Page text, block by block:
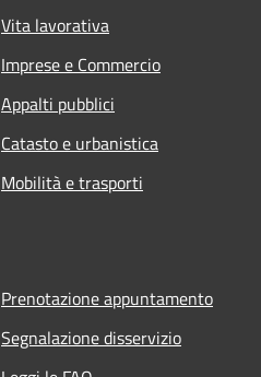
Vita lavorativa
Imprese e Commercio
Appalti pubblici
Catasto e urbanistica
Mobilità e trasporti
Prenotazione appuntamento
Segnalazione disservizio